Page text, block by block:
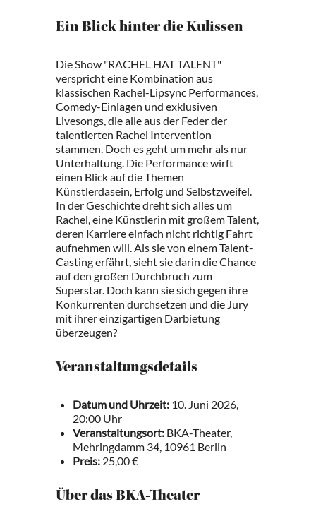
Ein Blick hinter die Kulissen
Die Show "RACHEL HAT TALENT"
verspricht eine Kombination aus
klassischen Rachel-Lipsync Performances,
Comedy-Einlagen und exklusiven
Livesongs, die alle aus der Feder der
talentierten Rachel Intervention
stammen. Doch es geht um mehr als nur
Unterhaltung. Die Performance wirft
einen Blick auf die Themen
Künstlerdasein, Erfolg und Selbstzweifel.
In der Geschichte dreht sich alles um
Rachel, eine Künstlerin mit großem Talent,
deren Karriere einfach nicht richtig Fahrt
aufnehmen will. Als sie von einem Talent-
Casting erfährt, sieht sie darin die Chance
auf den großen Durchbruch zum
Superstar. Doch kann sie sich gegen ihre
Konkurrenten durchsetzen und die Jury
mit ihrer einzigartigen Darbietung
überzeugen?
Veranstaltungsdetails
Datum und Uhrzeit: 10. Juni 2026,
20:00 Uhr
Veranstaltungsort: BKA-Theater,
Mehringdamm 34, 10961 Berlin
Preis: 25,00 €
Über das BKA-Theater